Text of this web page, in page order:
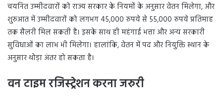
चयनित उम्मीदवारों को राज्य सरकार के नियमों के अनुसार वेतन मिलेगा, और
शुरुआत में उम्मीदवारों को लगभग 45,000 रुपये से 55,000 रुपये प्रतिमाह
तक सैलरी मिल सकती है। इसके साथ ही महंगाई भत्ता और अन्य सरकारी
सुविधाओं का लाभ भी मिलेगा। हालांकि, वेतन में पद और नियुक्ति स्थान के
अनुसार थोड़ा अंतर हो सकता है।
वन टाइम रजिस्ट्रेशन करना जरुरी